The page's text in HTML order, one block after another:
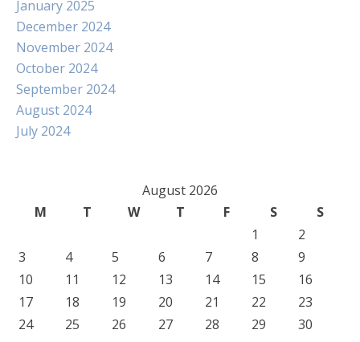
January 2025
December 2024
November 2024
October 2024
September 2024
August 2024
July 2024
August 2026
M
T W T F S
S
1
2
3
4 5 6 7 8
9
10
11 12 13 14 15
16
17
18 19 20 21 22
23
24
25 26 27 28 29
30